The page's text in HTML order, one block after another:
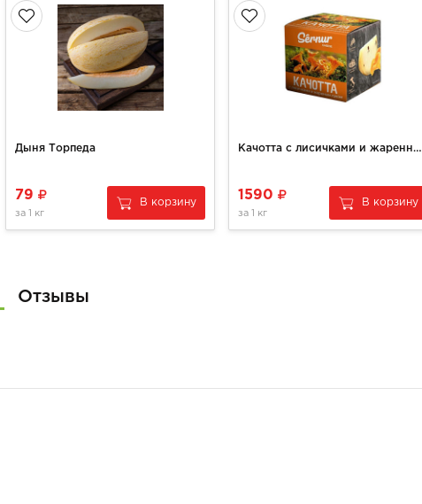
Дыня Торпеда
79
за 1 кг
В корзину
Качотта с лисичками и жаренным луком
1590
за 1 кг
В корзину
Отзывы